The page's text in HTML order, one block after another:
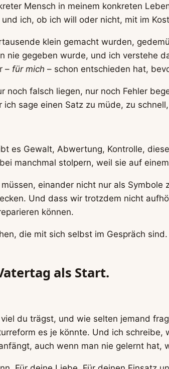
Mensch in meinem konkreten
und ich, ob ich will oder nicht, mit im
klein gemacht wurden,
nie gegeben wurde, und ich verstehe
– für mich – schon entschieden hat,
noch falsch liegen, nur noch Fehler
sage einen Satz zu müde, zu
es Gewalt, Abwertung, Kontrolle,
manchmal stolpern, weil sie auf
einander nicht nur als
Und dass wir trotzdem nicht
können.
die mit sich selbst im Gespräch
als Start.
du trägst, und wie selten jemand
es je könnte. Und ich
auch wenn man nie gelernt hat,